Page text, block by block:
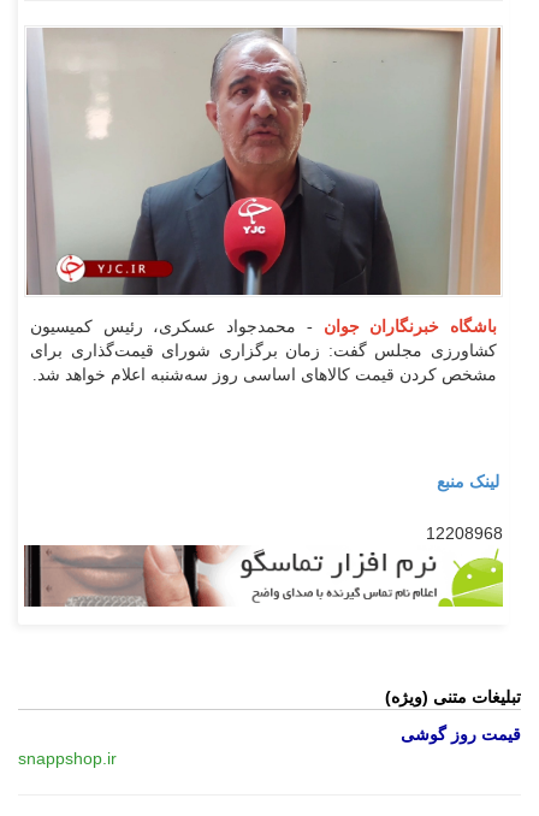
باشگاه خبرنگاران جوان - محمدجواد عسکری، رئیس کمیسیون
کشاورزی مجلس گفت: زمان برگزاری شورای قیمت‌گذاری برای
مشخص کردن قیمت کالاهای اساسی روز سه‌شنبه اعلام خواهد شد.
لینک منبع
12208968
تبلیغات متنی (ویژه)
قیمت روز گوشی
snappshop.ir